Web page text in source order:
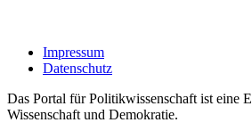
Impressum
Datenschutz
Das Portal für Politikwissenschaft ist eine
Wissenschaft und Demokratie.